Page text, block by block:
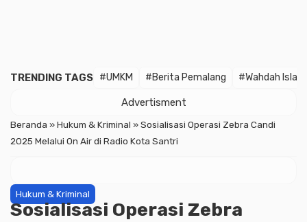
TRENDING TAGS #UMKM #Berita Pemalang #Wahdah
Advertisment
Beranda »Hukum & Kriminal »Sosialisasi Operasi Zebra Candi
2025 Melalui On Air di Radio Kota Santri
Hukum & Kriminal
Sosialisasi Operasi Zebra